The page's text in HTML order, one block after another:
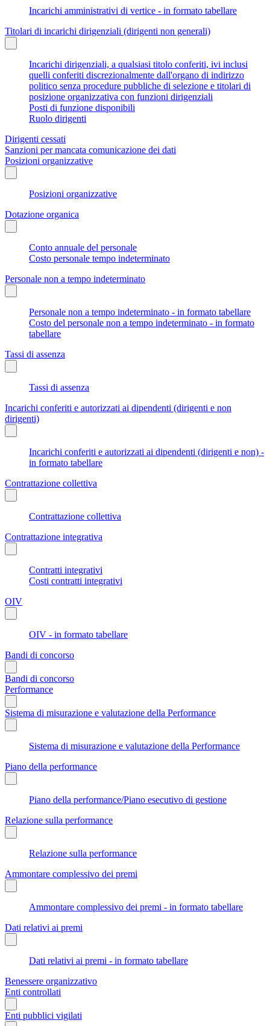
Incarichi amministrativi di vertice - in formato tabellare
Titolari di incarichi dirigenziali (dirigenti non generali)
Incarichi dirigenziali, a qualsiasi titolo conferiti, ivi inclusi
quelli conferiti discrezionalmente dall'organo di indirizzo
politico senza procedure pubbliche di selezione e titolari di
posizione organizzativa con funzioni dirigenziali
Posti di funzione disponibili
Ruolo dirigenti
Dirigenti cessati
Sanzioni per mancata comunicazione dei dati
Posizioni organizzative
Posizioni organizzative
Dotazione organica
Conto annuale del personale
Costo personale tempo indeterminato
Personale non a tempo indeterminato
Personale non a tempo indeterminato - in formato tabellare
Costo del personale non a tempo indeterminato - in formato
tabellare
Tassi di assenza
Tassi di assenza
Incarichi conferiti e autorizzati ai dipendenti (dirigenti e non
dirigenti)
Incarichi conferiti e autorizzati ai dipendenti (dirigenti e non) -
in formato tabellare
Contrattazione collettiva
Contrattazione collettiva
Contrattazione integrativa
Contratti integrativi
Costi contratti integrativi
OIV
OIV - in formato tabellare
Bandi di concorso
Bandi di concorso
Performance
Sistema di misurazione e valutazione della Performance
Sistema di misurazione e valutazione della Performance
Piano della performance
Piano della performance/Piano esecutivo di gestione
Relazione sulla performance
Relazione sulla performance
Ammontare complessivo dei premi
Ammontare complessivo dei premi - in formato tabellare
Dati relativi ai premi
Dati relativi ai premi - in formato tabellare
Benessere organizzativo
Enti controllati
Enti pubblici vigilati